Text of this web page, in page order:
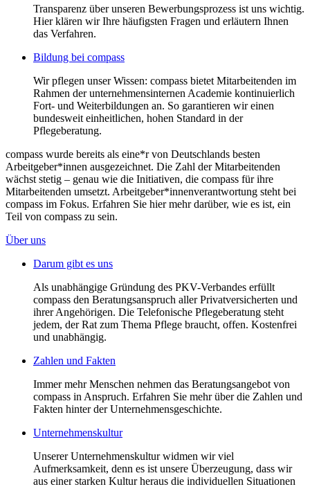
Transparenz über unseren Bewerbungsprozess ist uns wichtig.
Hier klären wir Ihre häufigsten Fragen und erläutern Ihnen
das Verfahren.
Bildung bei compass
Wir pflegen unser Wissen: compass bietet Mitarbeitenden im
Rahmen der unternehmensinternen Academie kontinuierlich
Fort- und Weiterbildungen an. So garantieren wir einen
bundesweit einheitlichen, hohen Standard in der
Pflegeberatung.
compass wurde bereits als eine*r von Deutschlands besten
Arbeitgeber*innen ausgezeichnet. Die Zahl der Mitarbeitenden
wächst stetig – genau wie die Initiativen, die compass für ihre
Mitarbeitenden umsetzt. Arbeitgeber*innenverantwortung steht bei
compass im Fokus. Erfahren Sie hier mehr darüber, wie es ist, ein
Teil von compass zu sein.
Über uns
Darum gibt es uns
Als unabhängige Gründung des PKV-Verbandes erfüllt
compass den Beratungsanspruch aller Privatversicherten und
ihrer Angehörigen. Die Telefonische Pflegeberatung steht
jedem, der Rat zum Thema Pflege braucht, offen. Kostenfrei
und unabhängig.
Zahlen und Fakten
Immer mehr Menschen nehmen das Beratungsangebot von
compass in Anspruch. Erfahren Sie mehr über die Zahlen und
Fakten hinter der Unternehmensgeschichte.
Unternehmenskultur
Unserer Unternehmenskultur widmen wir viel
Aufmerksamkeit, denn es ist unsere Überzeugung, dass wir
aus einer starken Kultur heraus die individuellen Situationen